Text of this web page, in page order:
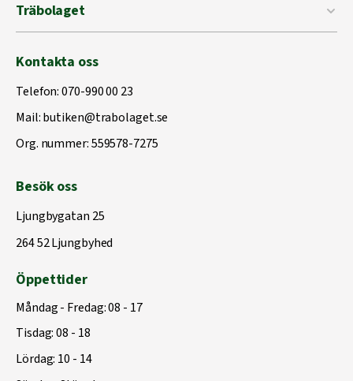
Träbolaget
Kontakta oss
Telefon:070-990 00 23
Mail:butiken@trabolaget.se
Org. nummer: 559578-7275
Besök oss
Ljungbygatan 25
264 52 Ljungbyhed
Öppettider
Måndag - Fredag: 08 - 17
Tisdag: 08 - 18
Lördag: 10 - 14